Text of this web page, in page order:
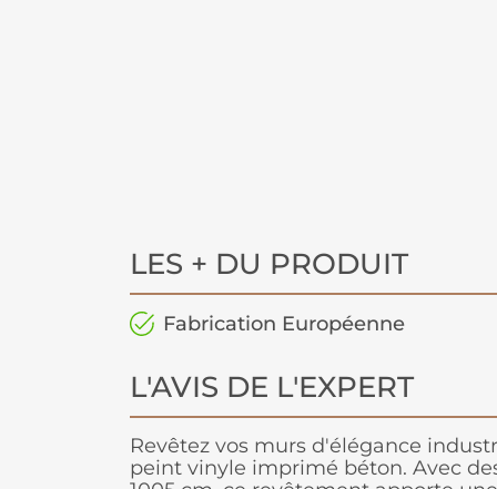
LES + DU PRODUIT
Fabrication Européenne
L'AVIS DE L'EXPERT
Revêtez vos murs d'élégance
peint vinyle imprimé béton. Avec